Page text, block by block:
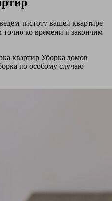
чистоту вашей квартире
ко времени и закончим
квартир Уборка домов
по особому случаю